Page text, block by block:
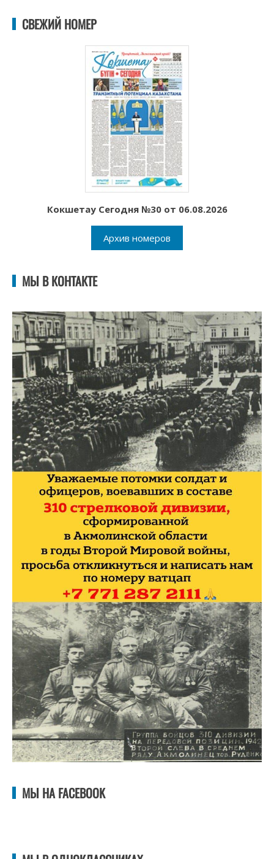
СВЕЖИЙ НОМЕР
Кокшетау Сегодня №30 от 06.08.2026
Архив номеров
МЫ В КОНТАКТЕ
МЫ НА FACEBOOK